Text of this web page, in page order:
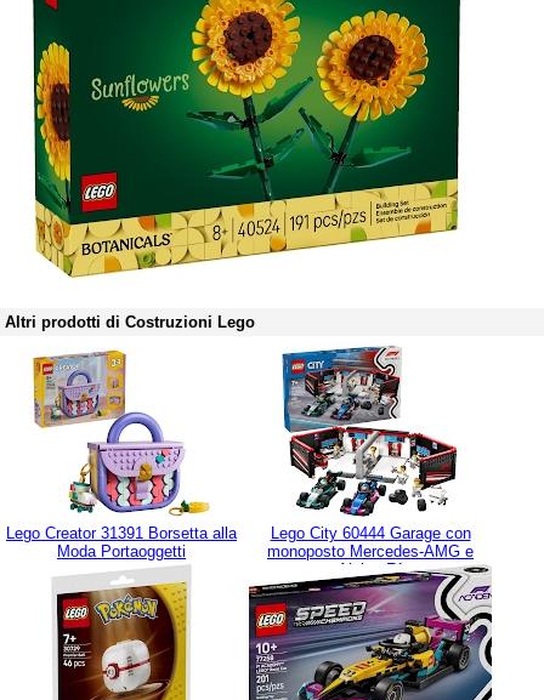
Altri prodotti di Costruzioni Lego
Lego Creator 31391 Borsetta alla
Moda Portaoggetti
Lego City 60444 Garage con
monoposto Mercedes-AMG e
Alpine F1